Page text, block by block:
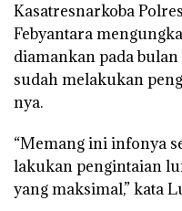
Kasatresnarkoba
Febyantara
diamankan pada
sudah melakukan
nya.
“Memang ini infonya
lakukan pengintaian
yang maksimal,” kata